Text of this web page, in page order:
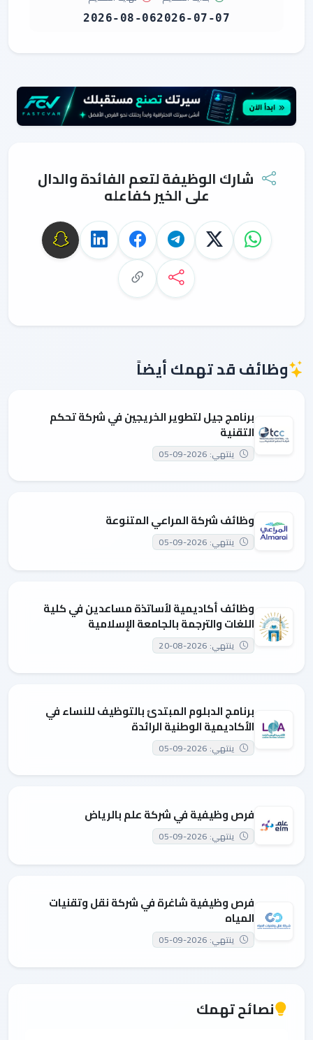
2026-07-07
2026-08-06
شارك الوظيفة لتعم الفائدة والدال
على الخير كفاعله
وظائف قد تهمك أيضاً
برنامج جيل لتطوير الخريجين في شركة تحكم
التقنية
ينتهي: 2026-09-05
وظائف شركة المراعي المتنوعة
ينتهي: 2026-09-05
وظائف أكاديمية لأساتذة مساعدين في كلية
اللغات والترجمة بالجامعة الإسلامية
ينتهي: 2026-08-20
برنامج الدبلوم المبتدئ بالتوظيف للنساء في
الأكاديمية الوطنية الرائدة
ينتهي: 2026-09-05
فرص وظيفية في شركة علم بالرياض
ينتهي: 2026-09-05
فرص وظيفية شاغرة في شركة نقل وتقنيات
المياه
ينتهي: 2026-09-05
نصائح تهمك